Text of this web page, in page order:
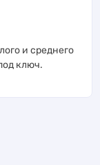
и среднего
ключ.